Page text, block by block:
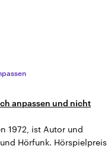
anpassen und nicht
1972, ist Autor und
Hörfunk. Hörspielpreis